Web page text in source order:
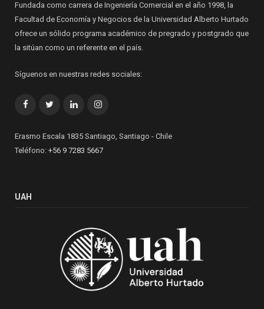
Fundada como carrera de Ingeniería Comercial en el año 1998, la
Facultad de Economía y Negocios de la Universidad Alberto Hurtado
ofrece un sólido programa académico de pregrado y postgrado que
la sitúan como un referente en el país.
Síguenos en nuestras redes sociales:
FacebookTwitterLinkedInInstagram
Erasmo Escala 1835 Santiago, Santiago - Chile
Teléfono: +56 9 7283 5667
UAH